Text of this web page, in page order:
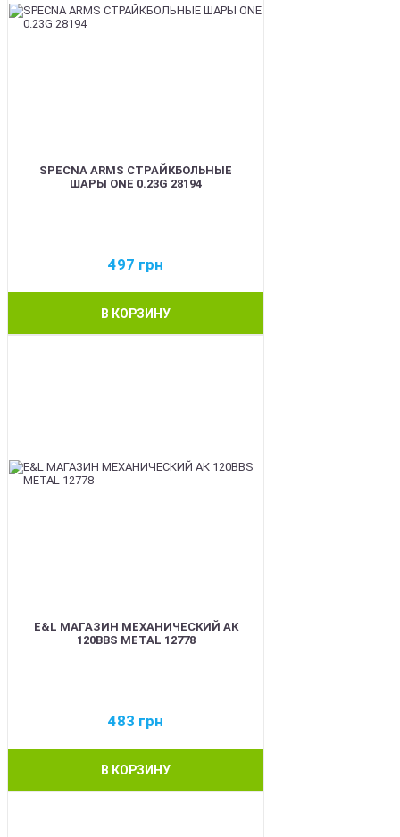
SPECNA ARMS СТРАЙКБОЛЬНЫЕ
ШАРЫ ONE 0.23G 28194
497 грн
В КОРЗИНУ
E&L МАГАЗИН МЕХАНИЧЕСКИЙ АК
120BBS METAL 12778
483 грн
В КОРЗИНУ